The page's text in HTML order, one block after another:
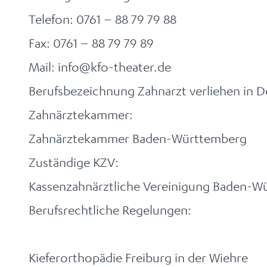
Telefon: 0761 – 88 79 79 88
Fax: 0761 – 88 79 79 89
Mail: info@kfo-theater.de
Berufsbezeichnung Zahnarzt verliehen in
Zahnärztekammer:
Zahnärztekammer Baden-Württemberg
Zuständige KZV:
Kassenzahnärztliche Vereinigung Baden-
Berufsrechtliche Regelungen:
Kieferorthopädie Freiburg in der Wiehre